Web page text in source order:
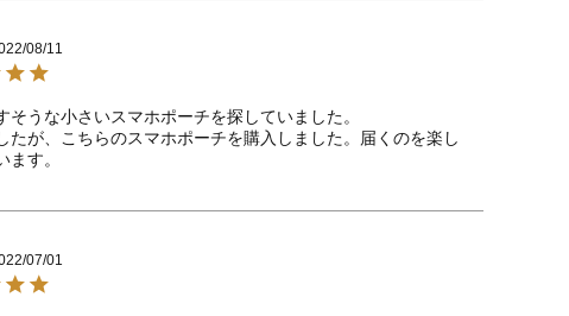
08/11
そうな小さいスマホポーチを探していました。
たが、こちらのスマホポーチを購入しました。届くのを楽し
ます。
07/01